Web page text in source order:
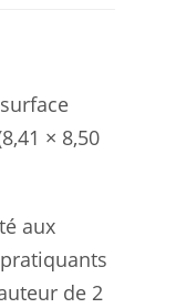
× 8,50
aux
de 2